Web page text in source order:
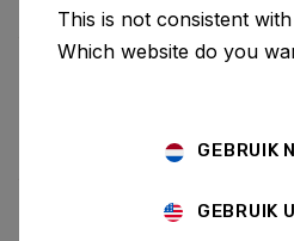
TECHNOLOGY
This is not consistent
Which website do you
GEBRUIK
GEBRUIK